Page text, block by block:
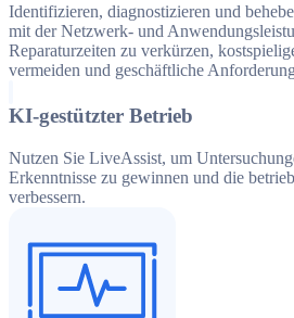
Identifizieren, diagnostizieren und
mit der Netzwerk- und
Reparaturzeiten zu verkürzen,
vermeiden und geschäftliche
KI-gestützter Betrieb
Nutzen Sie LiveAssist, um
Erkenntnisse zu gewinnen und die
verbessern.